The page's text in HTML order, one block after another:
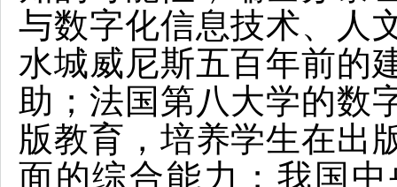
与数字化信息技术、人
水城威尼斯五百年前的
助；法国第八大学的数
版教育，培养学生在出
面的综合能力；我国